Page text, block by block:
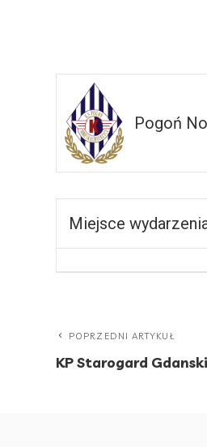
Pogoń Nowe
Miejsce
POPRZEDNI ARTYKUŁ
KP Starogard